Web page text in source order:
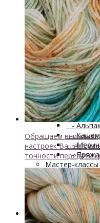
↘
-
- Шелк
↘
↘
-
-
Бобинная
-
-
-
- Пряжа
Мастер-
Инструменты
-
Одежда TieDye
Блог о вязании
Обращаем
настроек Вашего
точности передачи